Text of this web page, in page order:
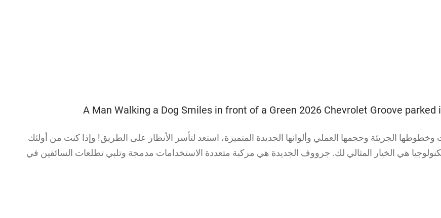
الجريئة وحجمها العملي وألوانها الجديدة المتميزة، استعد لتأسر الأنظار على الطريق! وإذا كنت من أولئك
هي الخيار المثالي لك. جرووف الجديدة هي مركبة متعددة الاستخدامات مدمجة وتلبي تطلعات السائقين في